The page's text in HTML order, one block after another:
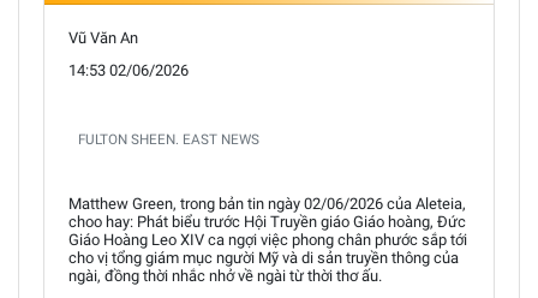
Vũ Văn An
14:53 02/06/2026
FULTON SHEEN. EAST NEWS
Matthew Green, trong bản tin ngày 02/06/2026 của Aleteia,
choo hay: Phát biểu trước Hội Truyền giáo Giáo hoàng, Đức
Giáo Hoàng Leo XIV ca ngợi việc phong chân phước sắp tới
cho vị tổng giám mục người Mỹ và di sản truyền thông của
ngài, đồng thời nhắc nhở về ngài từ thời thơ ấu.